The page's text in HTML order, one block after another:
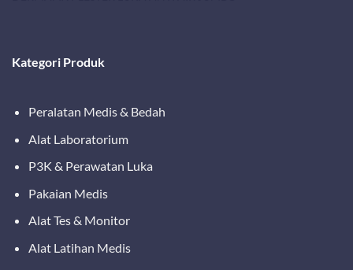
Kategori Produk
Peralatan Medis & Bedah
Alat Laboratorium
P3K & Perawatan Luka
Pakaian Medis
Alat Tes & Monitor
Alat Latihan Medis